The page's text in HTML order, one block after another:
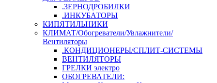
.ЗЕРНОДРОБИЛКИ
.ИНКУБАТОРЫ
КИПЯТИЛЬНИКИ
КЛИМАТ/Обогреватели/Увлажнители/
Вентиляторы
.КОНДИЦИОНЕРЫ/СПЛИТ-СИСТЕМЫ
ВЕНТИЛЯТОРЫ
ГРЕЛКИ электро
ОБОГРЕВАТЕЛИ: